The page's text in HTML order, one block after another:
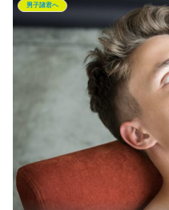
男子諸君へ